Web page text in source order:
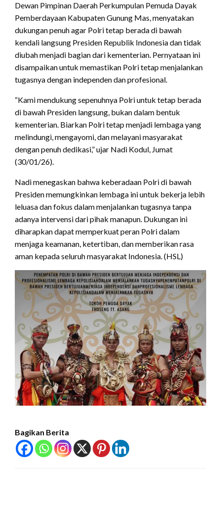
Dewan Pimpinan Daerah Perkumpulan Pemuda Dayak
Pemberdayaan Kabupaten Gunung Mas, menyatakan
dukungan penuh agar Polri tetap berada di bawah
kendali langsung Presiden Republik Indonesia dan tidak
diubah menjadi bagian dari kementerian. Pernyataan ini
disampaikan untuk memastikan Polri tetap menjalankan
tugasnya dengan independen dan profesional.
“Kami mendukung sepenuhnya Polri untuk tetap berada
di bawah Presiden langsung, bukan dalam bentuk
kementerian. Biarkan Polri tetap menjadi lembaga yang
melindungi, mengayomi, dan melayani masyarakat
dengan penuh dedikasi,” ujar Nadi Kodul, Jumat
(30/01/26).
Nadi menegaskan bahwa keberadaan Polri di bawah
Presiden memungkinkan lembaga ini untuk bekerja lebih
leluasa dan fokus dalam menjalankan tugasnya tanpa
adanya intervensi dari pihak manapun. Dukungan ini
diharapkan dapat memperkuat peran Polri dalam
menjaga keamanan, ketertiban, dan memberikan rasa
aman kepada seluruh masyarakat Indonesia. (HSL)
Bagikan Berita